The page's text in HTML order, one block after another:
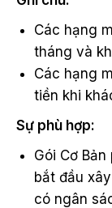
Các hạng
tháng và
Các hạng
tiền khi
Sự phù hợp:
Gói Cơ
bắt đầu
có ngân